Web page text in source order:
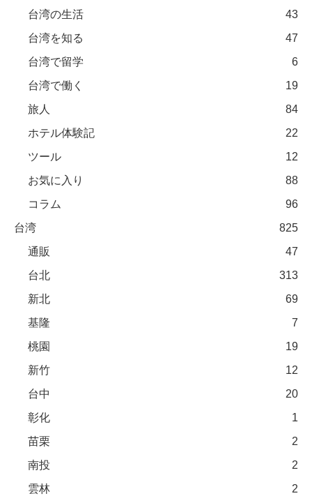
台湾の生活
43
台湾を知る
47
台湾で留学
6
台湾で働く
19
旅人
84
ホテル体験記
22
ツール
12
お気に入り
88
コラム
96
台湾
825
通販
47
台北
313
新北
69
基隆
7
桃園
19
新竹
12
台中
20
彰化
1
苗栗
2
南投
2
雲林
2